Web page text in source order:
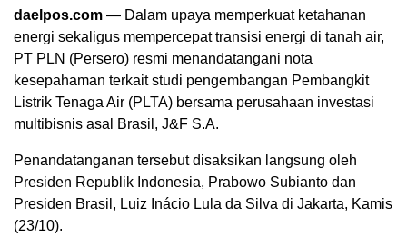
daelpos.com — Dalam upaya memperkuat ketahanan
energi sekaligus mempercepat transisi energi di tanah air,
PT PLN (Persero) resmi menandatangani nota
kesepahaman terkait studi pengembangan Pembangkit
Listrik Tenaga Air (PLTA) bersama perusahaan investasi
multibisnis asal Brasil, J&F S.A.
Penandatanganan tersebut disaksikan langsung oleh
Presiden Republik Indonesia, Prabowo Subianto dan
Presiden Brasil, Luiz Inácio Lula da Silva di Jakarta, Kamis
(23/10).